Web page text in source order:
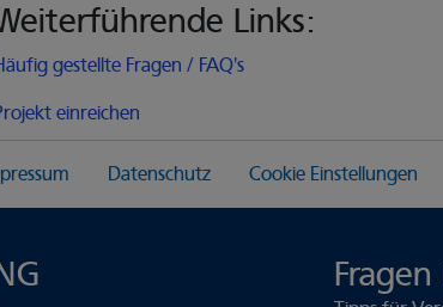
Links:
gestellte Fragen / FAQ's
einreichen
Datenschutz Cookie Einstellungen